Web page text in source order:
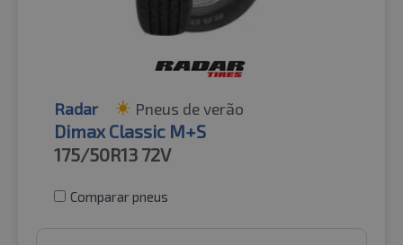
Radar Pneus de verão
Dimax Classic M+S
175/50R13 72V
Comparar pneus